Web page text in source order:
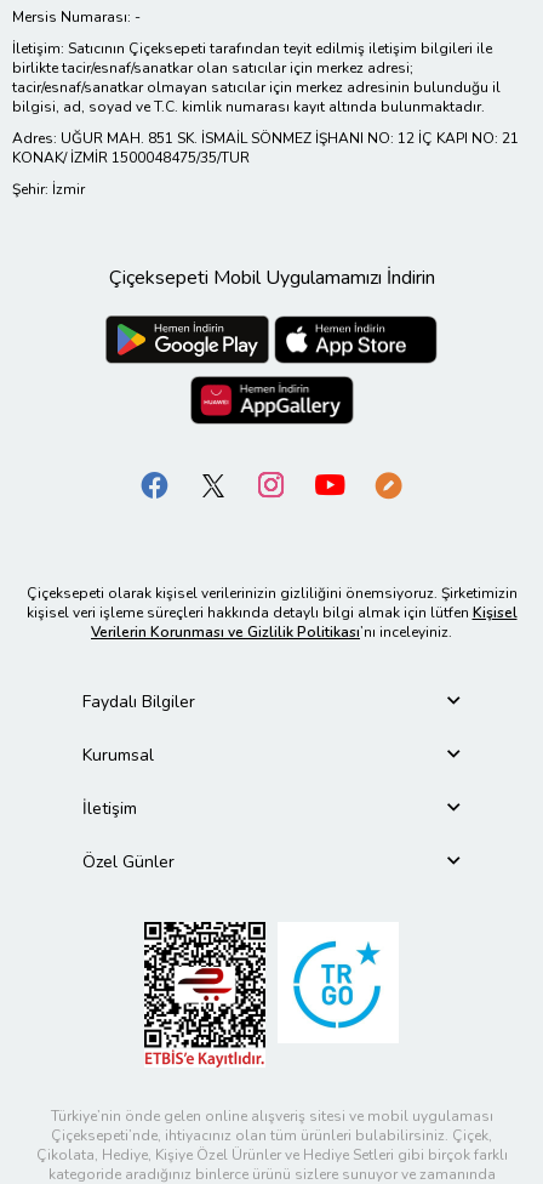
Mersis Numarası: -
İletişim: Satıcının Çiçeksepeti tarafından teyit edilmiş iletişim bilgileri ile
birlikte tacir/esnaf/sanatkar olan satıcılar için merkez adresi;
tacir/esnaf/sanatkar olmayan satıcılar için merkez adresinin bulunduğu il
bilgisi, ad, soyad ve T.C. kimlik numarası kayıt altında bulunmaktadır.
Adres: UĞUR MAH. 851 SK. İSMAİL SÖNMEZ İŞHANI NO: 12 İÇ KAPI NO: 21
KONAK/ İZMİR 1500048475/35/TUR
Şehir: İzmir
Çiçeksepeti Mobil Uygulamamızı İndirin
Çiçeksepeti olarak kişisel verilerinizin gizliliğini önemsiyoruz. Şirketimizin
kişisel veri işleme süreçleri hakkında detaylı bilgi almak için lütfen Kişisel
Verilerin Korunması ve Gizlilik Politikası’nı inceleyiniz.
Faydalı Bilgiler
Kurumsal
İletişim
Özel Günler
Türkiye’nin önde gelen online alışveriş sitesi ve mobil uygulaması
Çiçeksepeti’nde, ihtiyacınız olan tüm ürünleri bulabilirsiniz. Çiçek,
Çikolata, Hediye, Kişiye Özel Ürünler ve Hediye Setleri gibi birçok farklı
kategoride aradığınız binlerce ürünü sizlere sunuyor ve zamanında